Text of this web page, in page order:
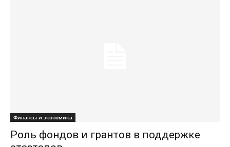
Финансы и экономика
Роль фондов и грантов в поддержке